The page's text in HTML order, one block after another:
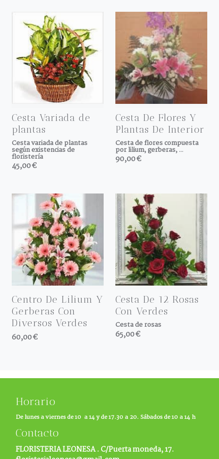
Cesta Variada de
plantas
Cesta variada de plantas
según existencias de
floristería
45,00 €
Cesta De Flores Y
Plantas De Interior
Cesta de flores compuesta
por lilium, gerberas, ...
90,00 €
Centro De Lilium Y
Gerberas Con
Diversos Verdes
60,00 €
Cesta De 12 Rosas
Con Verdes
Cesta de rosas
65,00 €
Horario
De lunes a viernes de 10 a 14 y de 17.30 a 20. Sábados de 10 a 14 h
Contacto
FLORISTERIA LEONESA .C/Puerta moneda, 17.